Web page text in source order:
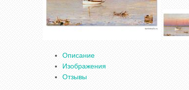
Описание
Изображения
Отзывы